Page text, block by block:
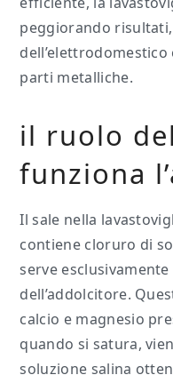
peggiorando
parti metalliche.
il ruolo
funziona
Il sale nella
contiene cloruro di
serve
dell’addolcitore.
calcio e magnesio
quando si satura,
soluzione salina